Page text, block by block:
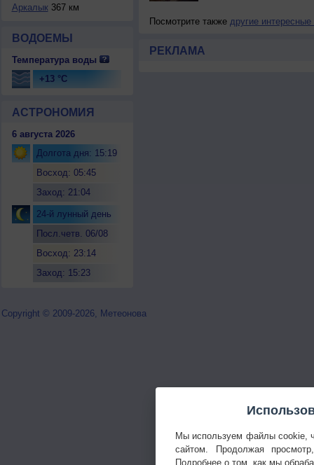
Аркалык367 км
ВОДОЕМЫ
Температура воды
+13 °C
АСТРОНОМИЯ
6 августа 2026
Долгота дня: 15:19
Восход: 05:45
Заход: 21:04
24-й лунный день
Посл.четв. 06/08
Восход: 23:14
Заход: 15:23
Посмотрите также другие интересные
РЕКЛАМА
Copyright © 2009-2026, Метеонова
Мы используем файлы cookie,
сайтом. Продолжая
Подробнее о том, как мы